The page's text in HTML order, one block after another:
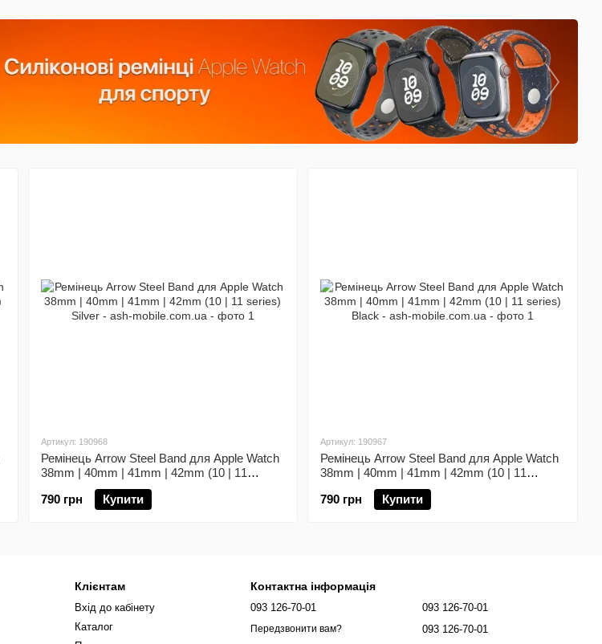
Артикул: 190968
Ремінець Arrow Steel Band для Apple Watch
38mm | 40mm | 41mm | 42mm (10 | 11
series) Silver
790 грн
Купити
Артикул: 190967
Ремінець Arrow Steel Band для Apple Watch
38mm | 40mm | 41mm | 42mm (10 | 11
series) Black
790 грн
Купити
Клієнтам
Вхід до кабінету
Каталог
Контактна інформація
093 126-70-01
Передзвонити вам?
093 126-70-01
093 126-70-01